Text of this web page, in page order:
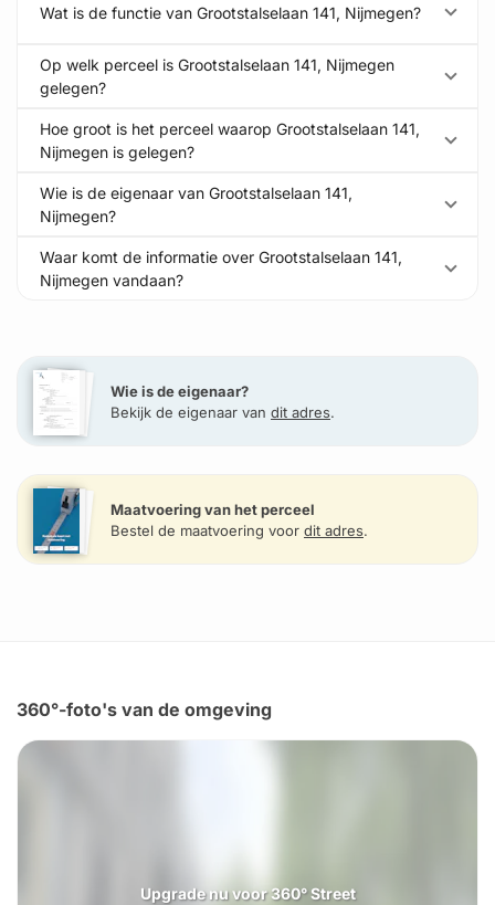
Wat is de functie van Grootstalselaan 141, Nijmegen?
Op welk perceel is Grootstalselaan 141, Nijmegen
gelegen?
Hoe groot is het perceel waarop Grootstalselaan 141,
Nijmegen is gelegen?
Wie is de eigenaar van Grootstalselaan 141,
Nijmegen?
Waar komt de informatie over Grootstalselaan 141,
Nijmegen vandaan?
Wie is de eigenaar?
Bekijk de eigenaar van dit adres.
Maatvoering van het perceel
Bestel de maatvoering voor dit adres.
360°-foto's van de omgeving
Upgrade nu voor 360° Street